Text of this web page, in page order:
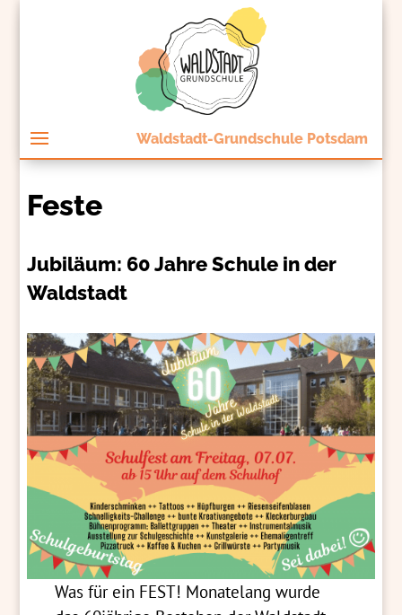
Waldstadt-Grundschule Potsdam
Feste
Jubiläum: 60 Jahre Schule in der
Waldstadt
Was für ein FEST! Monatelang wurde